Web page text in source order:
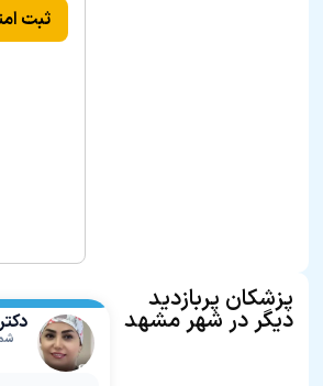
ثبت
پزشکان پربازدید
دیگر در شهر مشهد
پور